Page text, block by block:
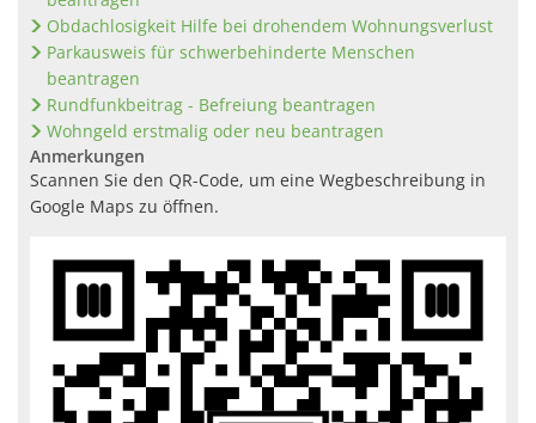
Obdachlosigkeit Hilfe bei drohendem Wohnungsverlust
Parkausweis für schwerbehinderte Menschen
beantragen
Rundfunkbeitrag - Befreiung beantragen
Wohngeld erstmalig oder neu beantragen
Anmerkungen
Scannen Sie den QR-Code, um eine Wegbeschreibung in
Google Maps zu öffnen.